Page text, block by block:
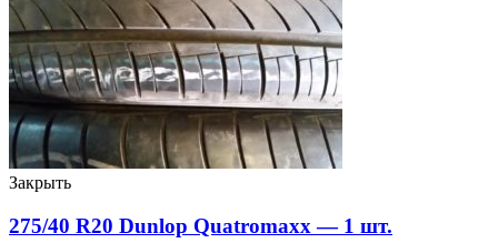
Закрыть
275/40 R20 Dunlop Quatromaxx — 1 шт.